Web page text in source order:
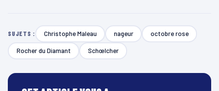
SUJETS : Christophe Maleau nageur octobre rose
Rocher du Diamant Schœlcher